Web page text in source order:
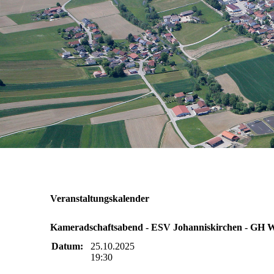
Veranstaltungskalender
Kameradschaftsabend - ESV Johanniskirchen - GH
Datum:
25.10.2025
19:30